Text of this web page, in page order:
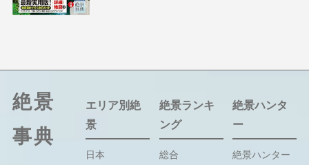
絶景
事典
エリア別絶
景
日本
絶景ランキ
ング
総合
絶景ハンタ
ー
絶景ハンター